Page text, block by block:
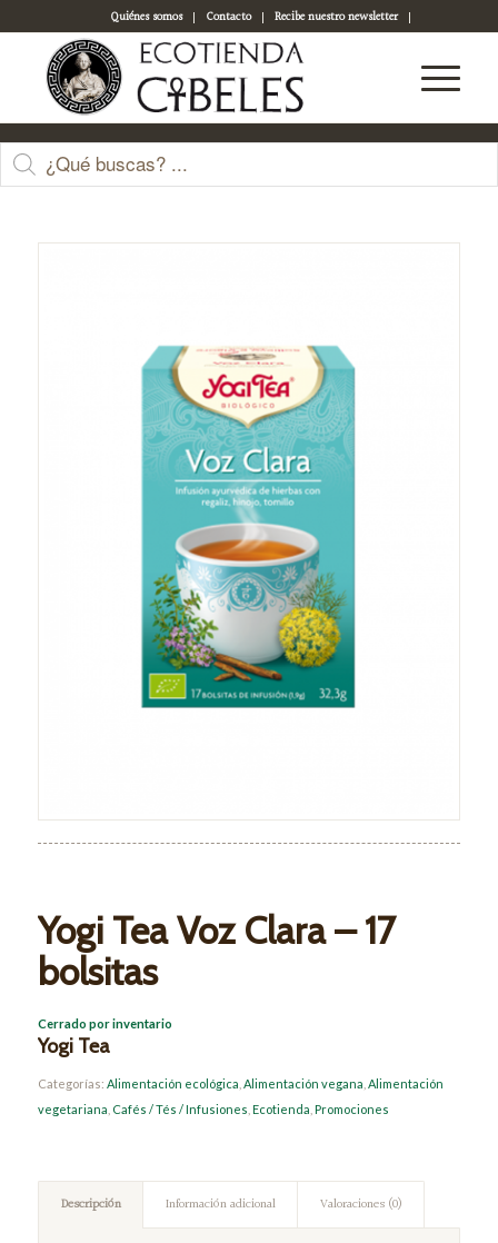
Quiénes somos Contacto
Recibe nuestro newsletter
Acceso a tu cuenta
Tienda
Yogi Tea Voz Clara – 17
bolsitas
Cerrado por inventario
Yogi Tea
Categorías: Alimentación ecológica Alimentación vegana Alimentación
vegetariana Cafés / Tés / Infusiones Ecotienda Promociones
Descripción Información adicional Valoraciones (0)